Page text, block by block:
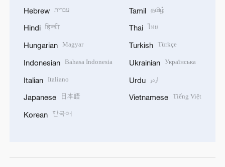
Hebrew עברית
Hindi हिन्दी
Hungarian Magyar
Indonesian Bahasa Indonesia
Italian Italiano
Japanese 日本語
Korean 한국어
Tamil தமிழ்
Thai ไทย
Turkish Türkçe
Ukrainian Українська
Urdu اردو
Vietnamese Tiếng Việt